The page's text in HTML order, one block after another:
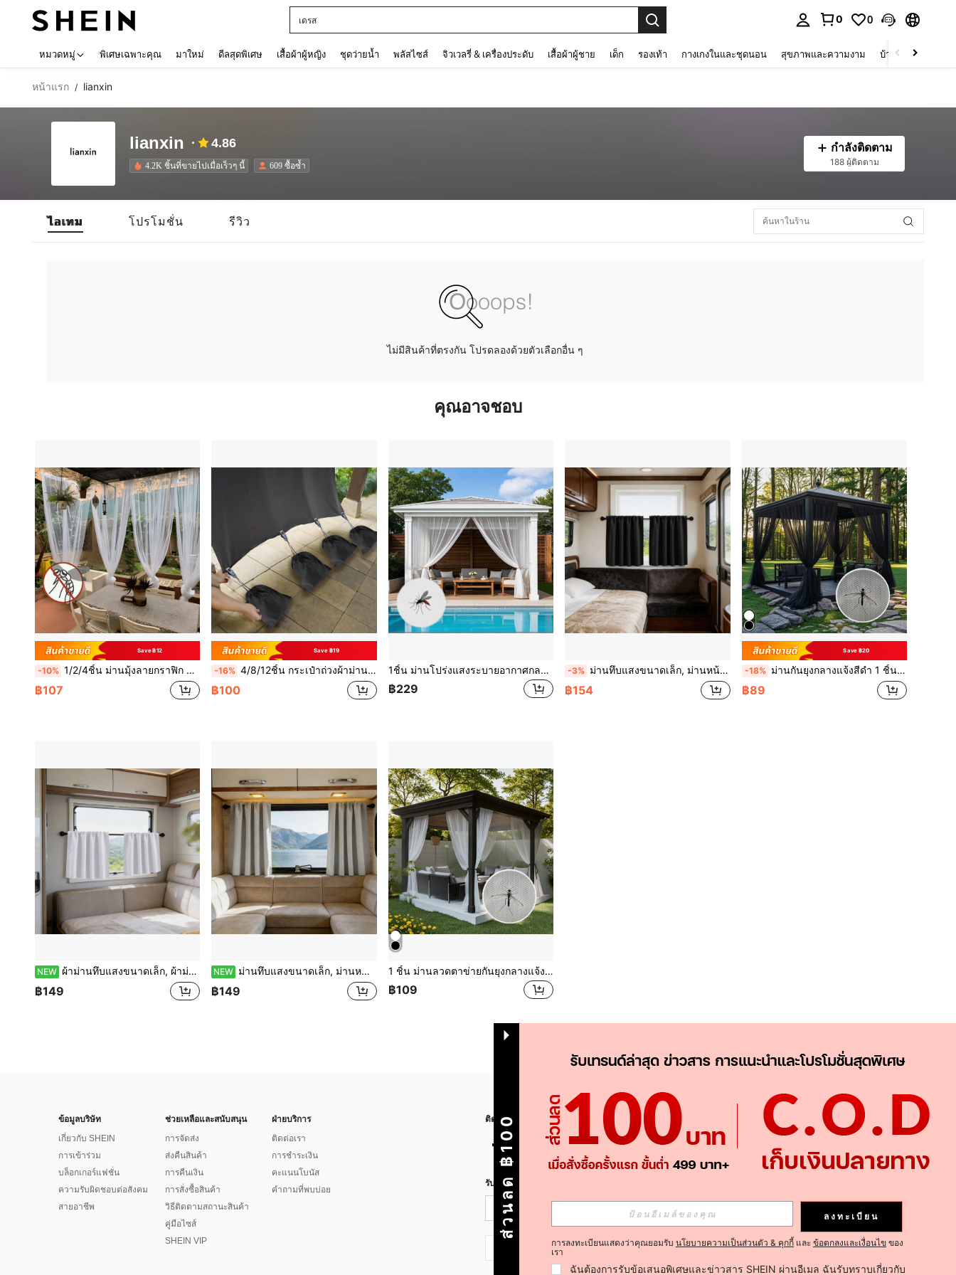
เดรส
0 0
หมวดหมู่ พิเศษเฉพาะคุณ มาใหม่ ดีลสุดพิเศษ เสื้อผ้าผู้หญิง ชุดว่ายน้ำ พลัสไซส์ จิวเวลรี่ & เครื่องประดับ เสื้อผ้าผู้ชาย เด็ก รองเท้า กางเกงในและชุดนอน สุขภาพและความงาม บ้านและที่อยู่อาศัย
หน้าแรก / lianxin
lianxin 4.86
4.2K ชิ้นที่ขายไปเมื่อเร็วๆ นี้ 609 ซื้อซ้ำ
กำลังติดตาม
188 ผู้ติดตาม
ไอเทม โปรโมชั่น รีวิว
ไม่มีสินค้าที่ตรงกัน โปรดลองด้วยตัวเลือกอื่น ๆ
คุณอาจชอบ
Save ฿12
-10% 1/2/4ชิ้น ม่านมุ้งลายกราฟิก สีขาว สำหรับภายนอก, ผ้าม่านโปร่งใส ที่มีช่องสำหรับแขวนโยง, ปรับความสูงได้, เหมาะสำหรับการเพิ่มปาร์ตี้ กลางแจ้ง, ระเบียง, เรือนกระต่าย, สวนหลังบ้าน, เฉลียง, สวน, ระเบียงและทางเดิน
฿107
Save ฿19
-16% 4/8/12ชิ้น กระเป๋าถ่วงผ้าม่านกลางแจ้ง, คลิปและกระเป๋าถ่วงผ้าม่านกลางแจ้ง สำหรับผ้าม่านหน้าต่าง ระเบียง เกาะแก, ง่ายต่อการติดตั้ง, กันลมพัด
฿100
1ชิ้น ม่านโปร่งแสงระบายอากาศกลางแจ้งแบบบาง, กว้าง 280 ซม., ขนาดใหญ่, ดีไซน์ช่องสอดเสา ติดตั้งง่าย, ม่านบังแดดทนทานพร้อมมุ้งกันยุง, อัปเกรดพื้นที่พักผ่อนในสวนหลังบ้านให้สะดวกสบาย ปลอดแมลง, เหมาะสำหรับลานกลางแจ้ง/บ้านพักตากอากาศ/สวนหลังบ้าน/ระเบียง/ศาลา/ศาลาพักผ่อน, ของตกแต่งกันแมลง
฿229
-3% ม่านทึบแสงขนาดเล็ก, ม่านหน้าต่าง RV/Camper, ม่านกันแดด, ดีไซน์มินิมอลสีพื้น, ติดตั้งง่ายด้วยช่องใส่ราวม่าน, เหมาะสำหรับ RV, Camper, ห้องนอน, ห้องนั่งเล่น, ห้องครัว
฿154
Save ฿20
-18% ม่านกันยุงกลางแจ้งสีดำ 1 ชิ้น ม่านตกแต่งโปร่งระบายอากาศ ความสูงปรับได้ ติดตั้งในช่องเสา เหมาะสำหรับลานบ้าน ระเบียง โรงรถ สนามหลังบ้าน ชานบ้าน ศาลา
฿89
NEW ผ้าม่านทึบแสงขนาดเล็ก, ผ้าม่านหน้าต่าง RV, ผ้าม่านกันแดด, สีพื้นขนาดเล็กสไตล์มินิมอล, ติดตั้งง่ายด้วยช่องใส่ราวม่าน, เหมาะสำหรับ RV, แคมเปอร์, ห้องนอน, ห้องนั่งเล่น, ห้องครัว
฿149
NEW ม่านทึบแสงขนาดเล็ก, ม่านหน้าต่าง RV/Camper, ม่านกันแดด, ดีไซน์มินิมอลสีพื้น, พร้อมช่องใส่ราวม่านสำหรับติดตั้งง่าย, เหมาะสำหรับ RV, Camper, ห้องนอน, ห้องนั่งเล่น, ห้องครัว
฿149
1 ชิ้น ม่านลวดตาข่ายกันยุงกลางแจ้งสีขาว ผ้าตาข่ายโปร่งใสมีการระบายอากาศ ปรับความสูงได้ ติดตั้งง่ายสำหรับระเบียง, บ้าน, ประตูโรงรถ, สวนหลังบ้าน, ระเบียง, กระท่อม
฿109
ข้อมูลบริษัท
เกี่ยวกับ SHEIN
การเข้าร่วม
บล็อกเกอร์แฟชั่น
ความรับผิดชอบต่อสังคม
สายอาชีพ
ช่วยเหลือและสนับสนุน
การจัดส่ง
ส่งคืนสินค้า
การคืนเงิน
การสั่งซื้อสินค้า
วิธีติดตามสถานะสินค้า
คู่มือไซส์
SHEIN VIP
ฝ่ายบริการ
ติดต่อเรา
การชำระเงิน
คะแนนโบนัส
คำถามที่พบบ่อย
ติดตามเรา
รับข่าวสาร SHEIN
ติดตาม
ส่วนลด ฿100 ลงทะเบียน
การลงทะเบียนแสดงว่าคุณยอมรับ นโยบายความเป็นส่วนตัว & คุกกี้ และ ข้อตกลงและเงื่อนไข ของ
เรา
ฉันต้องการรับข้อเสนอพิเศษและข่าวสาร SHEIN ผ่านอีเมล ฉันรับทราบเกี่ยวกับ